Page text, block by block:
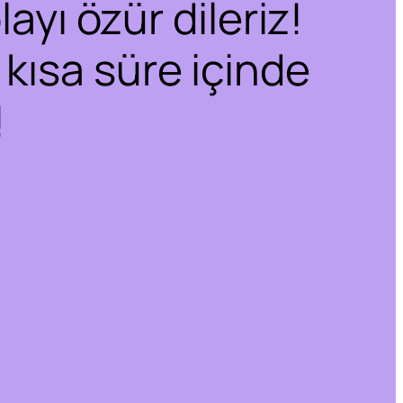
özür dileriz!
süre içinde